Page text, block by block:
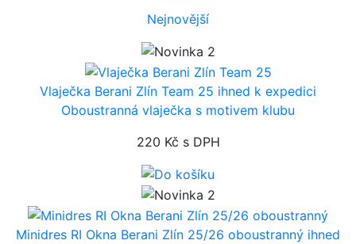
Nejnovější
Vlaječka Berani Zlín Team 25 ihned k expedici
Oboustranná vlaječka s motivem klubu
220 Kč s DPH
Minidres RI Okna Berani Zlín 25/26 oboustranný ihned